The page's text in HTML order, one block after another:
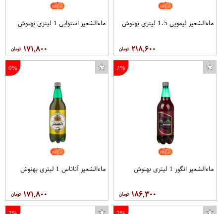
ماءالشعیر لیمویی 1.5 لیتری بهنوش
۲۱۸,۶۰۰
ماءالشعیر استوایی 1 لیتری بهنوش
۱۷۱,۸۰۰
2%
ماءالشعیر انگور 1 لیتری بهنوش
۱۸۶,۳۰۰
0%
ماءالشعیر آناناس 1 لیتری بهنوش
۱۷۱,۸۰۰